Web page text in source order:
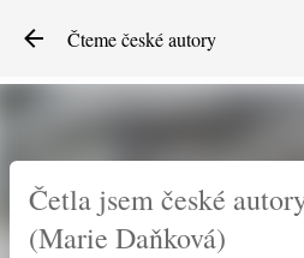
Přeskočit na
Čteme české autory
Četla jsem české
(Marie Daňková)